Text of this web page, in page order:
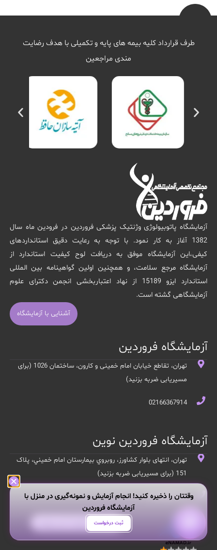
هر سوالی داری از من بپرس!
طرف قرارداد کلیه بیمه های پایه و تکمیلی با هدف رضایت
مندی مراجعین
آزمایشگاه پاتوبیولوژی وژنتیک پزشکی فروردین در فرودین ماه سال
1382 آغاز به کار نمود. با توجه به رعایت دقیق استانداردهای
کیفی،این آزمایشگاه موفق به دریافت لوح کیفیت استاندارد از
آزمایشگاه مرجع سلامت، و همچنین اولین گواهینامه بین المللی
استاندارد ایزو 15189 از نهاد اعتباربخشی انجمن دکترای علوم
آزمایشگاهی گشته است.
آشنایی با آزمایشگاه
آزمایشگاه فروردین
تهران، تقاطع خیابان امام خمینی و کارون، ساختمان 1026 (برای
مسیریابی ضربه بزنید)
02166367914
آزمایشگاه فروردین نوین
تهران، انتهای بلوار کشاورز، روبروي بيمارستان امام خميني، پلاک
151 (برای مسیریابی ضربه بزنید)
02166902121
وقتتان را ذخیره کنید! انجام آزمایش و نمونه‌گیری در منزل با
آزمایشگاه فروردین
ثبت درخواست